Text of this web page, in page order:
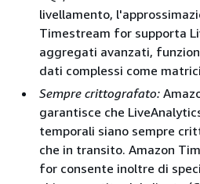
livellamento,
Timestream for supporta
aggregati avanzati,
dati complessi come
Sempre crittografato:
garantisce che
temporali siano sempre
che in transito. Amazon
for consente inoltre di